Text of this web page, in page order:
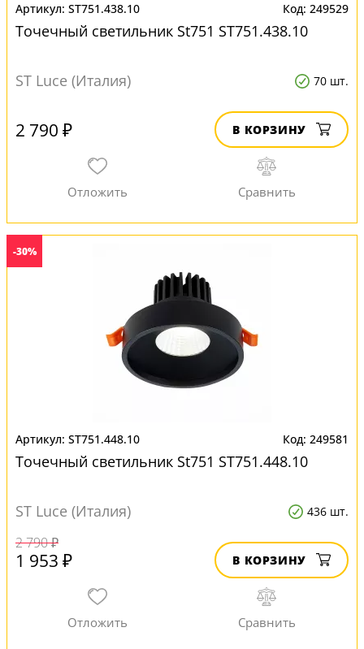
ST751.438.10 249529
Точечный светильник St751 ST751.438.10
ST Luce (Италия) 70 шт.
2 790 ₽ В КОРЗИНУ
-30%
ST751.448.10 249581
Точечный светильник St751 ST751.448.10
ST Luce (Италия) 436 шт.
2 790 ₽
1 953 ₽ В КОРЗИНУ